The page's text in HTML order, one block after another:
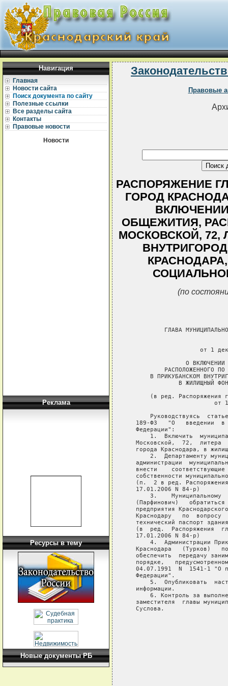
Навигация
Главная
Новости сайта
Поиск документа по сайту
Полезные ссылки
Все разделы сайта
Контакты
Правовые новости
Новости
Реклама
Ресурсы в тему
Новые документы РБ
Правовые
РАСПОРЯЖЕНИЕ
ГОРОД
ОБЩЕЖИТИЯ,
МОСКОВСКОЙ, 72,
(по
ГЛАВА
от 1
О
РАСПОЛОЖЕННОГО
В ПРИКУБАНСКОМ
В ЖИЛИЩНЫЙ
(в ред. Распоряжения
от
Руководствуясь
189-ФЗ   "О   введении
   Федерации":
1.  Включить
Московской,  72,  литера
города Краснодара, в
2.  Департаменту
администрации
внести
собственности
(п.  2 в ред.
   17.01.2006 N 84-р)
3.    Муниципальному
(Парфинович)
предприятия
Краснодару   по  вопросу
технический паспорт
(в  ред.  Распоряжения
   17.01.2006 N 84-р)
4.  Администрации
Краснодара   (Турков)
обеспечить  передачу
порядке,
04.07.1991  N  1541-1 "О
   Федерации".
5.  Опубликовать
   информации.
6. Контроль за
заместителя  главы
   Суслова.